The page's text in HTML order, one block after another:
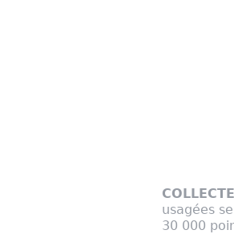
usagées
30 000